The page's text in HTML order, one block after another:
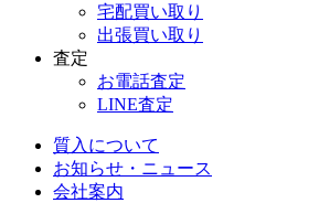
宅配買い取り
出張買い取り
査定
お電話査定
LINE査定
質入について
お知らせ・ニュース
会社案内